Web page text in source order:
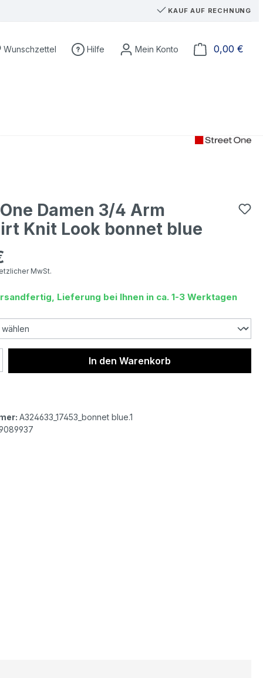
KAUF AUF RECHNUNG
Du hast 0 Produkte auf dem Merkzettel
Wunschzettel Hilfe 0,00 €
Damen 3/4 Arm
Knit Look bonnet blue
MwSt.
Lieferung bei Ihnen in ca. 1-3 Werktagen
Gib den gewünschten Wert
In den Warenkorb
A324633_17453_bonnet blue.1